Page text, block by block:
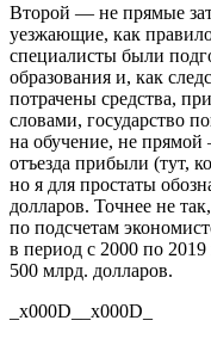
Второй — не прямые
уезжающие, как
специалисты были
образования и, как
потрачены средства,
словами, государство
на обучение, не прямой
отъезда прибыли (тут,
но я для простаты
долларов. Точнее не
по подсчетам
в период с 2000 по 2019
500 млрд. долларов.
_x000D__x000D_